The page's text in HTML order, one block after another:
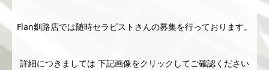
Flan釧路店では随時セラピストさんの募集を行っております。
詳細につきましては 下記画像をクリックしてご確認ください